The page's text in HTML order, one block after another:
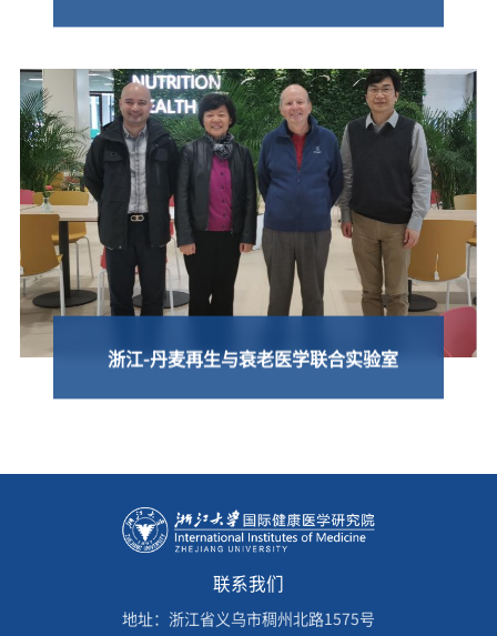
浙江-丹麦再生与衰老医学联合实验室
联系我们
地址：浙江省义乌市稠州北路1575号